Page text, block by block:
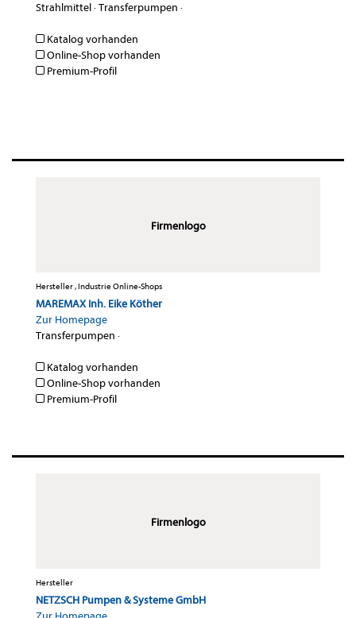
Strahlmittel·Transferpumpen ·
Katalog vorhanden
Online-Shop vorhanden
Premium-Profil
Firmenlogo
Hersteller , Industrie Online-Shops
MAREMAX Inh. Eike Köther
Zur Homepage
Transferpumpen ·
Katalog vorhanden
Online-Shop vorhanden
Premium-Profil
Firmenlogo
Hersteller
NETZSCH Pumpen & Systeme GmbH